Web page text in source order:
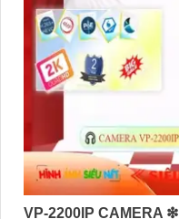
VP-2200IP CAMERA ❇